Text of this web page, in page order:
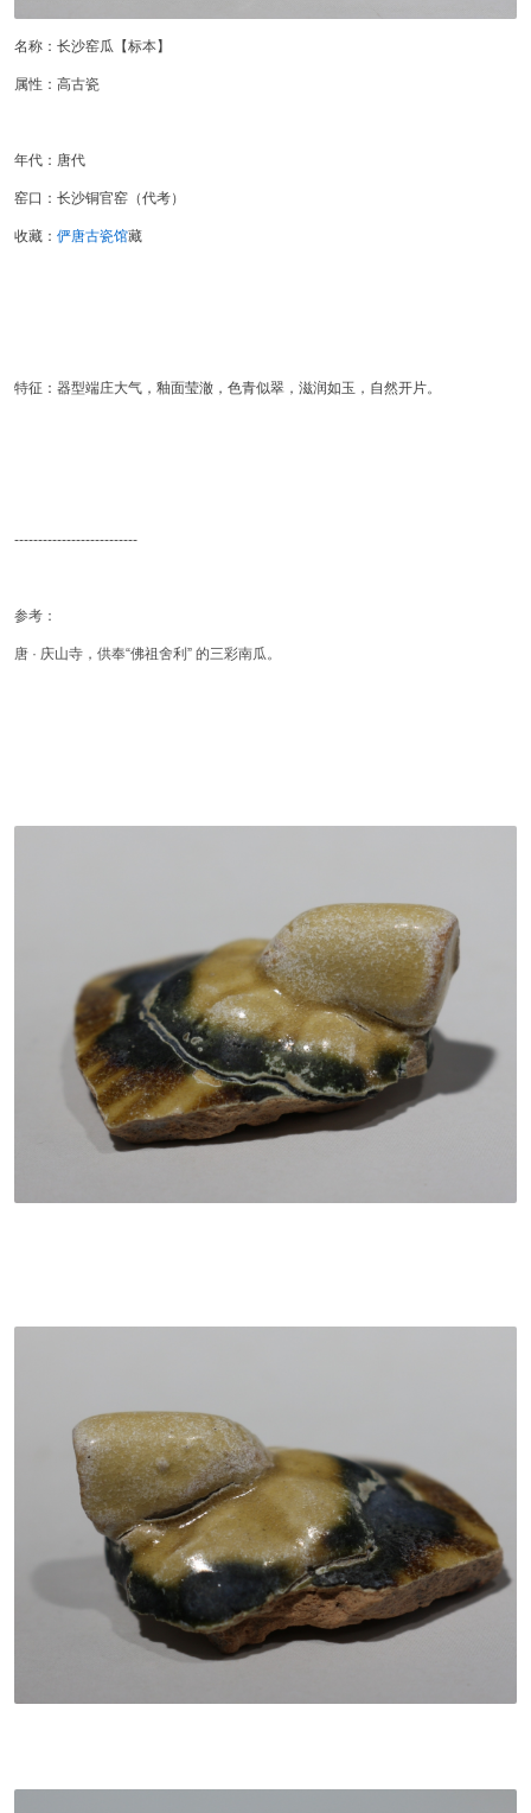
名称：长沙窑瓜【标本】
属性：高古瓷
年代：唐代
窑口：长沙铜官窑（代考）
收藏： 俨唐古瓷馆藏
特征：器型端庄大气，釉面莹澈，色青似翠，滋润如玉，自然开片。
--------------------------
参考：
唐 · 庆山寺，供奉“佛祖舍利” 的三彩南瓜。